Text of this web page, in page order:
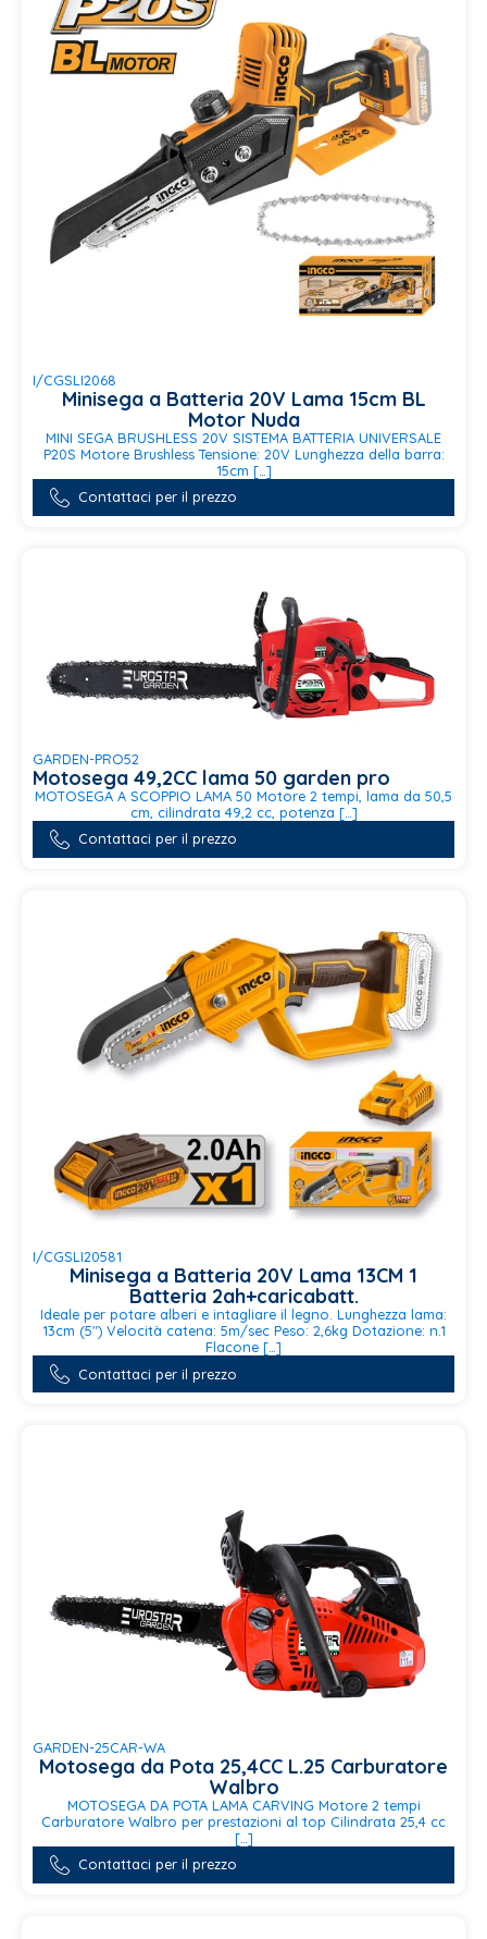
I/CGSLI2068
Minisega a Batteria 20V Lama 15cm BL
Motor Nuda
MINI SEGA BRUSHLESS 20V SISTEMA BATTERIA UNIVERSALE
P20S Motore Brushless Tensione: 20V Lunghezza della barra:
15cm […]
Contattaci per il prezzo
GARDEN-PRO52
Motosega 49,2CC lama 50 garden pro
MOTOSEGA A SCOPPIO LAMA 50 Motore 2 tempi, lama da 50,5
cm, cilindrata 49,2 cc, potenza […]
Contattaci per il prezzo
I/CGSLI20581
Minisega a Batteria 20V Lama 13CM 1
Batteria 2ah+caricabatt.
Ideale per potare alberi e intagliare il legno. Lunghezza lama:
13cm (5") Velocità catena: 5m/sec Peso: 2,6kg Dotazione: n.1
Flacone […]
Contattaci per il prezzo
GARDEN-25CAR-WA
Motosega da Pota 25,4CC L.25 Carburatore
Walbro
MOTOSEGA DA POTA LAMA CARVING Motore 2 tempi
Carburatore Walbro per prestazioni al top Cilindrata 25,4 cc
[…]
Contattaci per il prezzo